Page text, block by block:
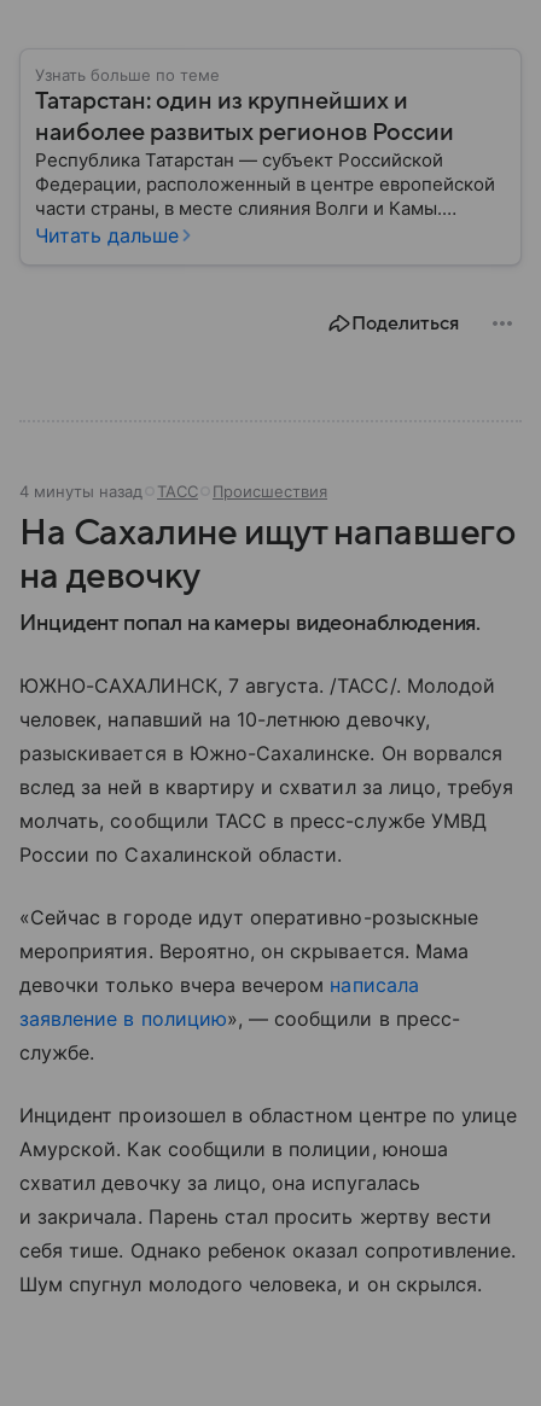
Узнать больше по теме
Татарстан: один из крупнейших и
наиболее развитых регионов России
Республика Татарстан — субъект Российской
Федерации, расположенный в центре европейской
части страны, в месте слияния Волги и Камы.
Регион считается одним из ведущих
наследием, многонациональным населением и
Читать дальше
Поделиться
4 минуты назад ТАСС Происшествия
На Сахалине ищут напавшего
на девочку
Инцидент попал на камеры видеонаблюдения.
ЮЖНО-САХАЛИНСК, 7 августа. /ТАСС/. Молодой
человек, напавший на 10-летнюю девочку,
разыскивается в Южно-Сахалинске. Он ворвался
вслед за ней в квартиру и схватил за лицо, требуя
молчать, сообщили ТАСС в пресс-службе УМВД
России по Сахалинской области.
«Сейчас в городе идут оперативно-розыскные
мероприятия. Вероятно, он скрывается. Мама
девочки только вчера вечером написала
заявление в полицию», — сообщили в пресс-
службе.
Инцидент произошел в областном центре по улице
Амурской. Как сообщили в полиции, юноша
схватил девочку за лицо, она испугалась
и закричала. Парень стал просить жертву вести
себя тише. Однако ребенок оказал сопротивление.
Шум спугнул молодого человека, и он скрылся.